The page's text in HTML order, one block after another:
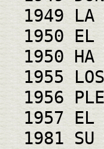
1949 LA
1950 EL
1950 HA
1955
1956
1957 EL
1981 SU